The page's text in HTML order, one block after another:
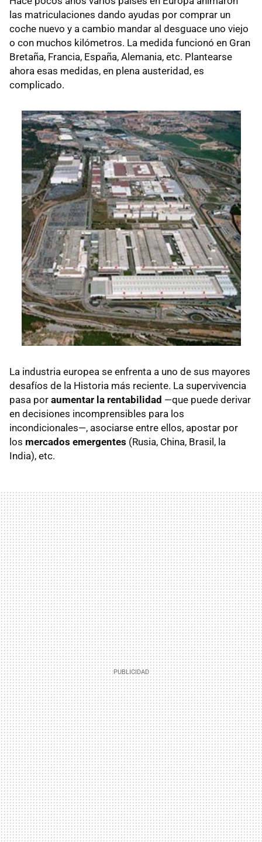
las matriculaciones dando ayudas por comprar un
coche nuevo y a cambio mandar al desguace uno viejo
o con muchos kilómetros. La medida funcionó en Gran
Bretaña, Francia, España, Alemania, etc. Plantearse
ahora esas medidas, en plena austeridad, es
complicado.
La industria europea se enfrenta a uno de sus mayores
desafíos de la Historia más reciente. La supervivencia
pasa por aumentar la rentabilidad —que puede derivar
en decisiones incomprensibles para los
incondicionales—, asociarse entre ellos, apostar por
los mercados emergentes (Rusia, China, Brasil, la
India), etc.